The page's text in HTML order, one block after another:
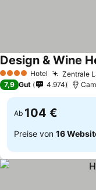
4 Sterne Hotel Zentrale
Design & Wine
7,9 Gut 4.974
Ab 104 €
Preise von 16